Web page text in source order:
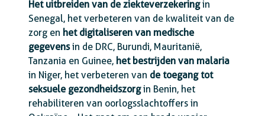
Het uitbreiden van de ziekteverzekeringin
Senegal, het verbeteren van de kwaliteit van de
zorg en het digitaliseren van medische
gegevensin de DRC, Burundi, Mauritanië,
Tanzania en Guinee, het bestrijden van malaria
in Niger, het verbeteren van de toegang tot
seksuele gezondheidszorgin Benin, het
rehabiliteren van oorlogsslachtoffers in